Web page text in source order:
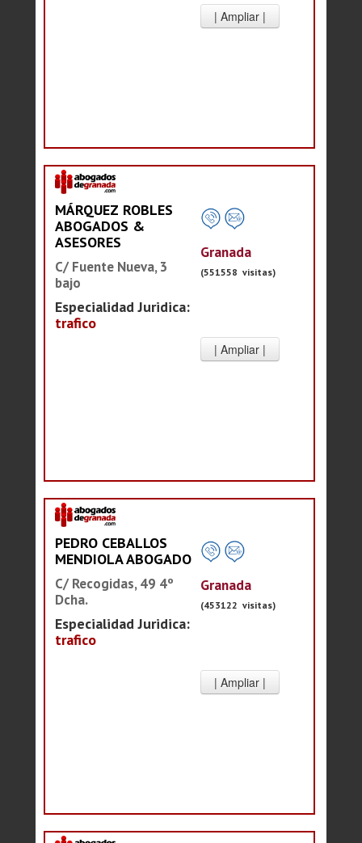
MÁRQUEZ ROBLES
ABOGADOS &
ASESORES
C/ Fuente Nueva, 3
bajo
Especialidad Juridica:
trafico
Granada
(551558 visitas)
PEDRO CEBALLOS
MENDIOLA ABOGADO
C/ Recogidas, 49 4º
Dcha.
Especialidad Juridica:
trafico
Granada
(453122 visitas)